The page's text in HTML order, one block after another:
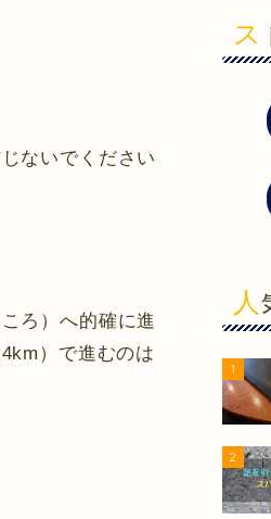
ないでください
ろ）へ的確に進
）で進むのは
ス
人
1
2